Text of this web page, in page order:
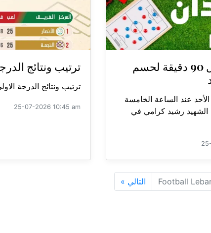
ديربي الشمال 90 دقيقة لحسم
عند الساعة الخامسة
الشهيد رشيد كرامي في
ترتيب ونتائج
ترتيب ونتائج الدرجة
25-07-2026 10:45 am
Football التالي »